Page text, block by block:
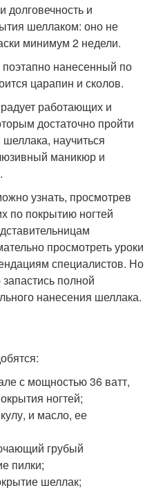
и
шеллаком: оно не
минимум 2 недели.
поэтапно нанесенный по
царапин и сколов.
работающих и
достаточно пройти
научиться
маникюр и
узнать, просмотрев
по покрытию ногтей
просмотреть уроки
специалистов. Но
полной
нанесения шеллака.
с мощностью 36 ватт,
ногтей;
и масло, ее
грубый
пилки;
шеллак;